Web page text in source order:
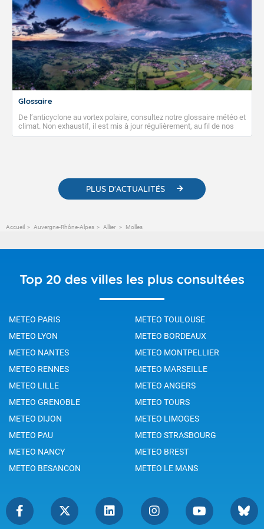
Glossaire
De l’anticyclone au vortex polaire, consultez notre glossaire météo et
climat. Non exhaustif, il est mis à jour régulièrement, au fil de nos
publications. Vous y trouverez également des liens utiles vers nos
PLUS D'ACTUALITÉS
Accueil Auvergne-Rhône-Alpes Allier Molles
Top 20 des villes les plus consultées
METEO PARIS
METEO TOULOUSE
METEO LYON
METEO BORDEAUX
METEO NANTES
METEO MONTPELLIER
METEO RENNES
METEO MARSEILLE
METEO LILLE
METEO ANGERS
METEO GRENOBLE
METEO TOURS
METEO DIJON
METEO LIMOGES
METEO PAU
METEO STRASBOURG
METEO NANCY
METEO BREST
METEO BESANCON
METEO LE MANS